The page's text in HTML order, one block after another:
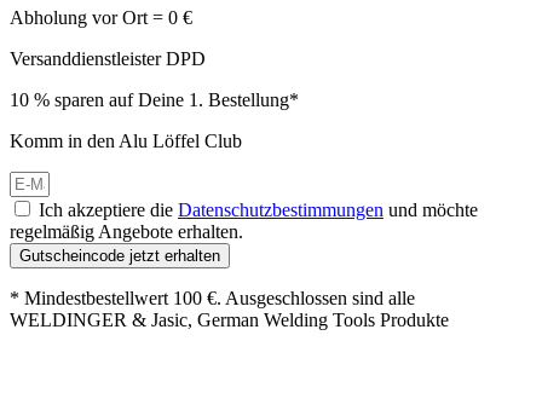
Abholung vor Ort = 0 €
Versanddienstleister DPD
10 % sparen auf Deine 1. Bestellung*
Komm in den Alu Löffel Club
Ich akzeptiere die Datenschutzbestimmungen und möchte
regelmäßig Angebote erhalten.
Gutscheincode jetzt erhalten
* Mindestbestellwert 100 €. Ausgeschlossen sind alle
WELDINGER & Jasic, German Welding Tools Produkte